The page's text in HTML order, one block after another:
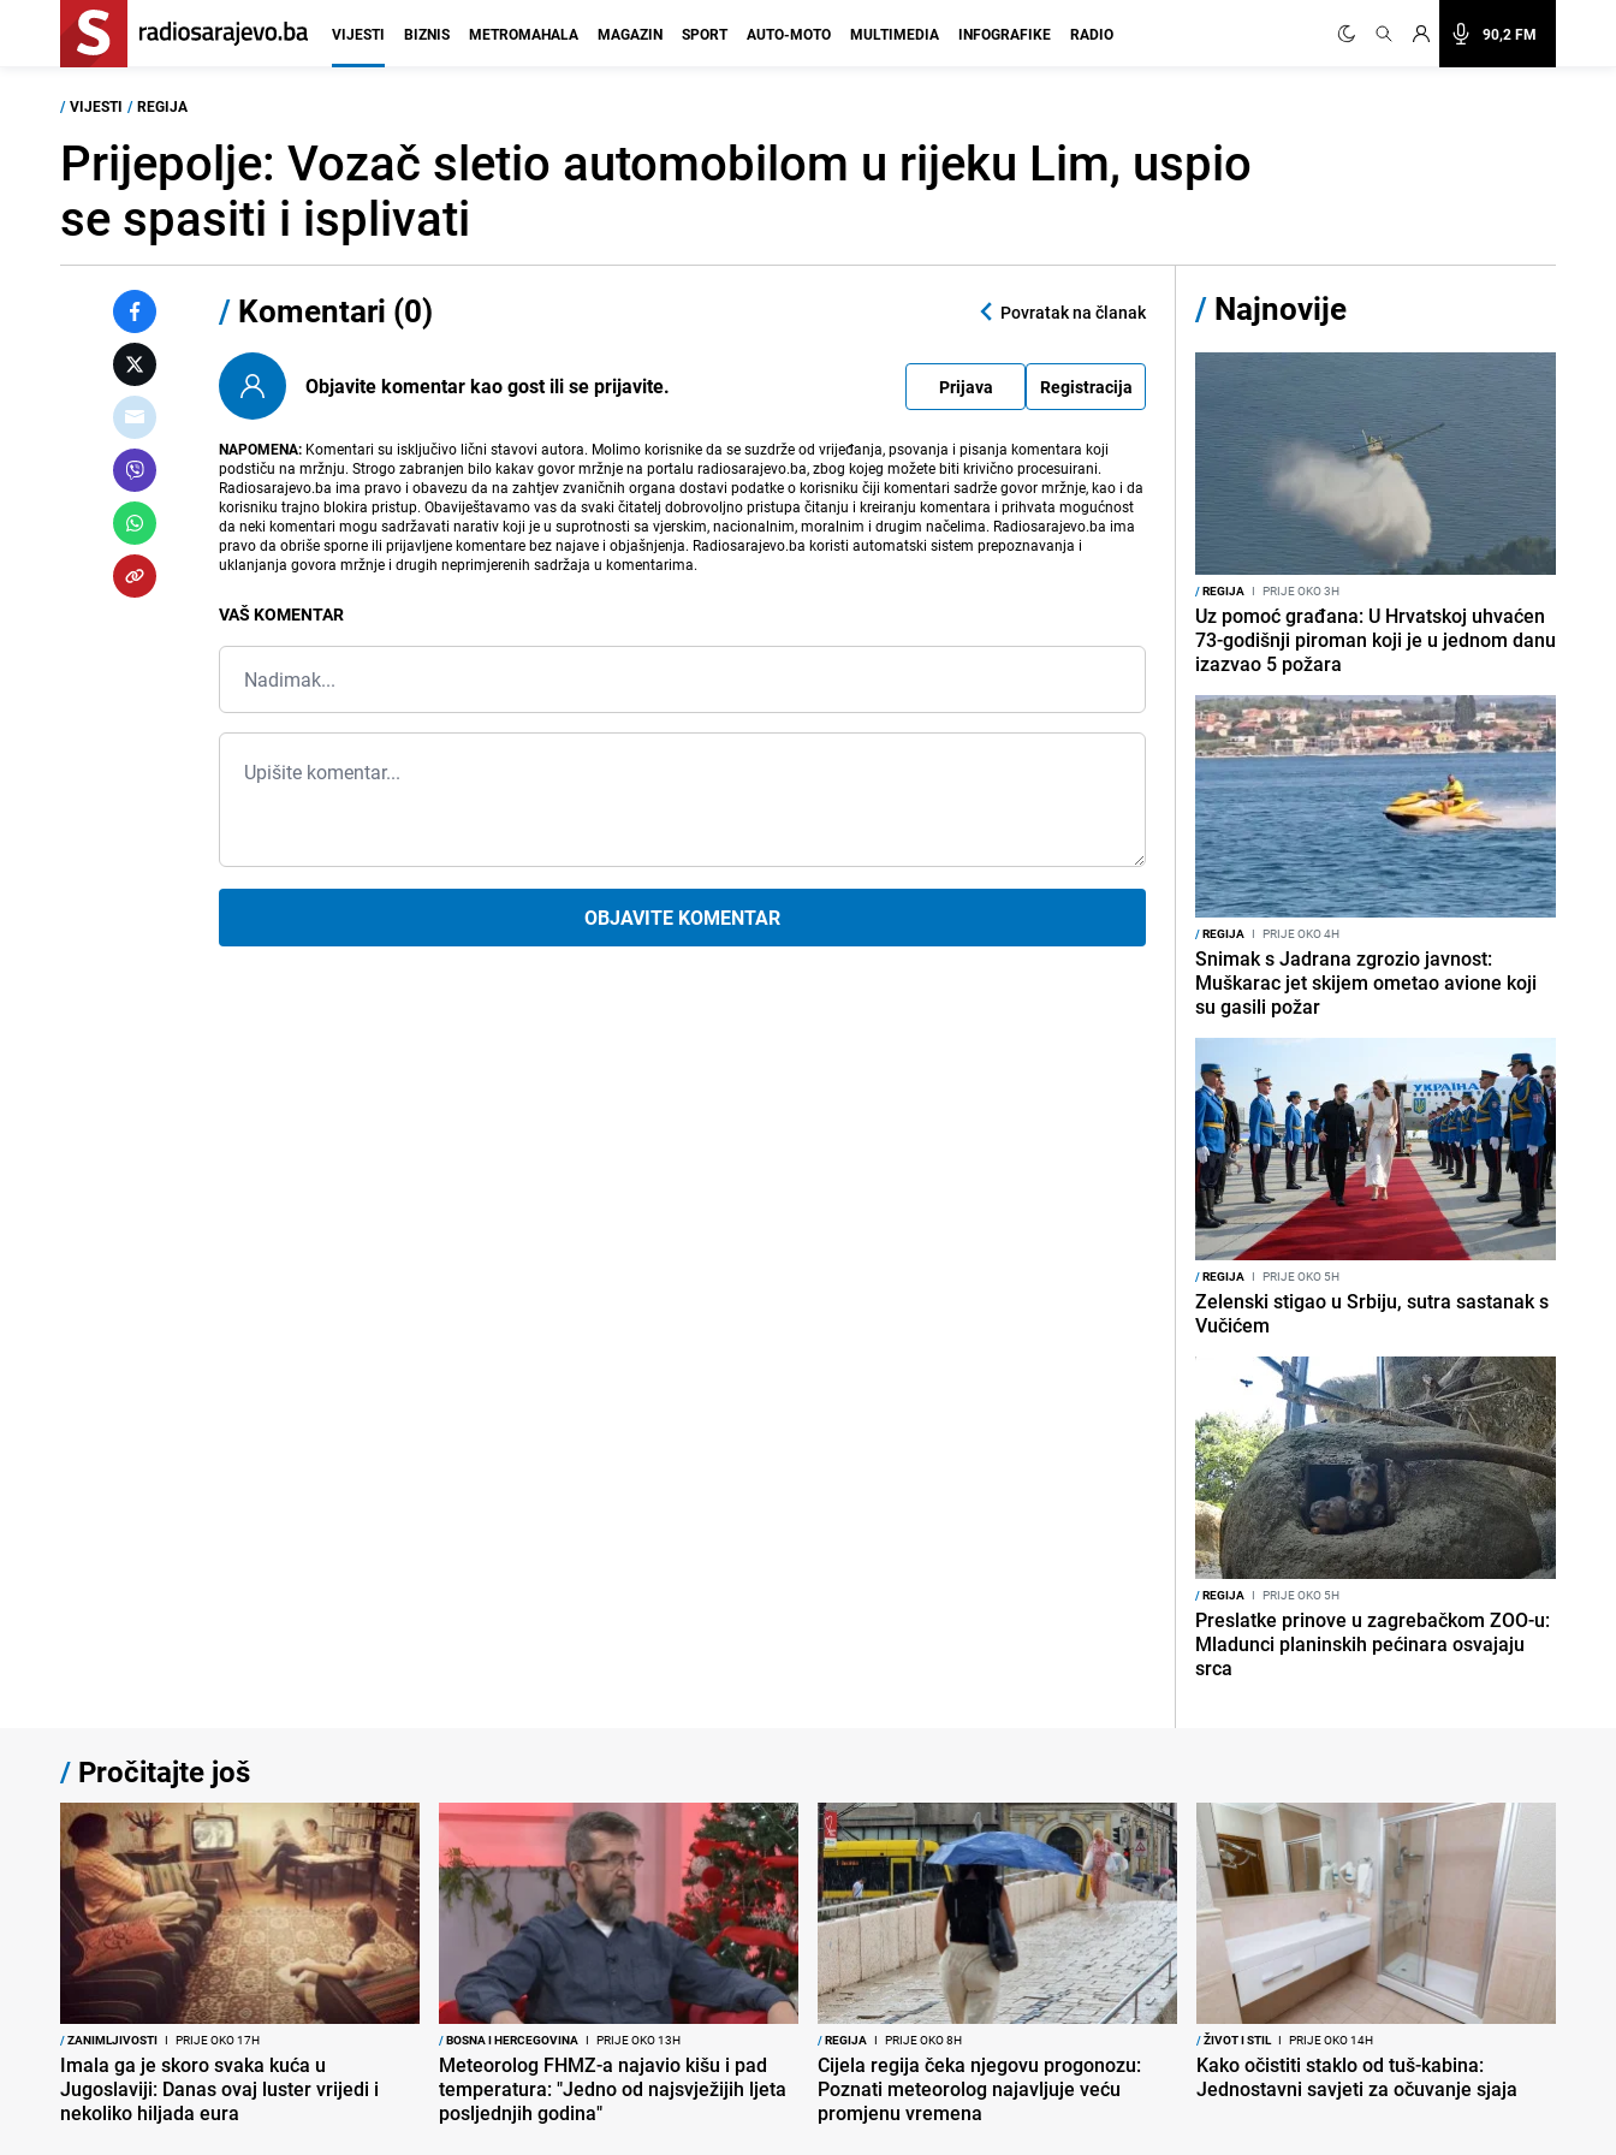
90,2 FM
VIJESTI BIZNIS METROMAHALA MAGAZIN SPORT AUTO-MOTO MULTIMEDIA INFOGRAFIKE RADIO
/ VIJESTI / REGIJA
Prijepolje: Vozač sletio automobilom u rijeku Lim, uspio
se spasiti i isplivati
/ Komentari (0) Povratak na članak
Objavite komentar kao gost ili se prijavite. Prijava Registracija
NAPOMENA: Komentari su isključivo lični stavovi autora. Molimo korisnike da se suzdrže od vrijeđanja, psovanja i pisanja komentara koji
podstiču na mržnju. Strogo zabranjen bilo kakav govor mržnje na portalu radiosarajevo.ba, zbog kojeg možete biti krivično procesuirani.
Radiosarajevo.ba ima pravo i obavezu da na zahtjev zvaničnih organa dostavi podatke o korisniku čiji komentari sadrže govor mržnje, kao i da
korisniku trajno blokira pristup. Obaviještavamo vas da svaki čitatelj dobrovoljno pristupa čitanju i kreiranju komentara i prihvata mogućnost
da neki komentari mogu sadržavati narativ koji je u suprotnosti sa vjerskim, nacionalnim, moralnim i drugim načelima. Radiosarajevo.ba ima
pravo da obriše sporne ili prijavljene komentare bez najave i objašnjenja. Radiosarajevo.ba koristi automatski sistem prepoznavanja i
uklanjanja govora mržnje i drugih neprimjerenih sadržaja u komentarima.
VAŠ KOMENTAR
OBJAVITE KOMENTAR
/ Najnovije
/REGIJA I PRIJE OKO 3H
Uz pomoć građana: U Hrvatskoj uhvaćen
73-godišnji piroman koji je u jednom danu
izazvao 5 požara
/REGIJA I PRIJE OKO 4H
Snimak s Jadrana zgrozio javnost:
Muškarac jet skijem ometao avione koji
su gasili požar
/REGIJA I PRIJE OKO 5H
Zelenski stigao u Srbiju, sutra sastanak s
Vučićem
/REGIJA I PRIJE OKO 5H
Preslatke prinove u zagrebačkom ZOO-u:
Mladunci planinskih pećinara osvajaju
srca
/ Pročitajte još
/ZANIMLJIVOSTI I PRIJE OKO 17H
Imala ga je skoro svaka kuća u
Jugoslaviji: Danas ovaj luster vrijedi i
nekoliko hiljada eura
/BOSNA I HERCEGOVINA I PRIJE OKO 13H
Meteorolog FHMZ-a najavio kišu i pad
temperatura: "Jedno od najsvježijih ljeta
posljednjih godina"
/REGIJA I PRIJE OKO 8H
Cijela regija čeka njegovu progonozu:
Poznati meteorolog najavljuje veću
promjenu vremena
/ŽIVOT I STIL I PRIJE OKO 14H
Kako očistiti staklo od tuš-kabina:
Jednostavni savjeti za očuvanje sjaja